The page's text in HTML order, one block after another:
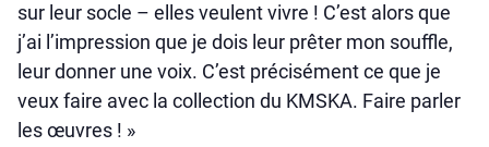
sur leur socle – elles veulent vivre ! C’est alors que
j’ai l’impression que je dois leur prêter mon souffle,
leur donner une voix. C’est précisément ce que je
veux faire avec la collection du KMSKA. Faire parler
les œuvres ! »